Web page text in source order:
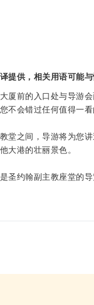
提供，相关用语可能
厦前的入口处与导游
不会错过任何值得一看
堂之间，导游将为您
大港的壮丽景色。
圣约翰副主教座堂的